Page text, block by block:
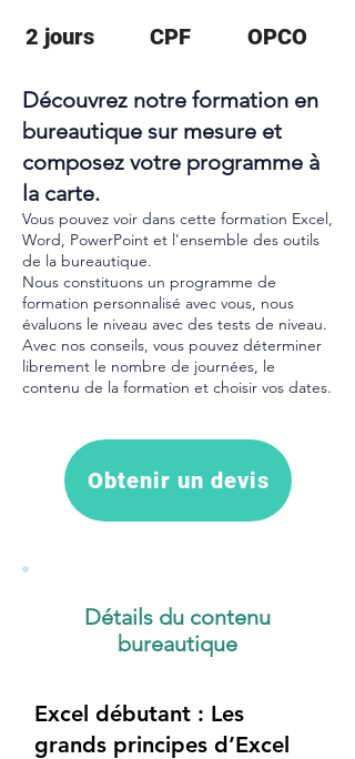
2 jours CPF OPCO
Découvrez notre formation en
bureautique sur mesure et
composez votre programme à
la carte.
Vous pouvez voir dans cette formation Excel,
Word, PowerPoint et l'ensemble des outils
de la bureautique.
Nous constituons un programme de
formation personnalisé avec vous, nous
évaluons le niveau avec des tests de niveau.
Avec nos conseils, vous pouvez déterminer
librement le nombre de journées, le
contenu de la formation et choisir vos dates.
Obtenir un devis
Détails du contenu
bureautique
Excel débutant : Les
grands principes d’Excel